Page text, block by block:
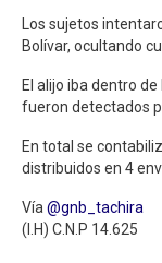
Los sujetos
Bolívar, ocultando
El alijo iba dentro
fueron detectados
En total se
distribuidos en 4
Vía @gnb_tachira
(I.H) C.N.P 14.625